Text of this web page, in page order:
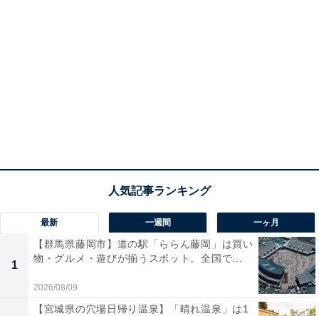
最新 一週間 一ヶ月
1
【群馬県藤岡市】道の駅「ららん藤岡」は買い
物・グルメ・遊びが揃うスポット。全国で...
2026/08/09
【宮城県の穴場日帰り温泉】「晴れ温泉」は1